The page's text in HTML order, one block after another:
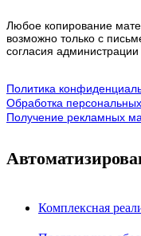
Любое копирование
возможно только с
согласия администрации
Политика
Обработка
Получение рекламных
Комплексная